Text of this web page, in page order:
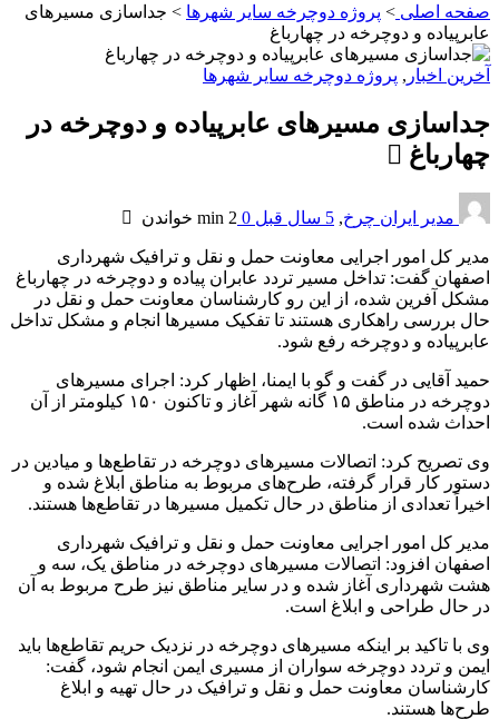
صفحه اصلی > پروژه دوچرخه سایر شهرها > جداسازی مسیرهای
عابرپیاده و دوچرخه در چهارباغ
آخرین اخبار , پروژه دوچرخه سایر شهرها
جداسازی مسیرهای عابرپیاده و دوچرخه در
چهارباغ
مدیر ایران چرخ, 5 سال قبل 0
2 min خواندن
مدیر کل امور اجرایی معاونت حمل و نقل و ترافیک شهرداری
اصفهان گفت: تداخل مسیر تردد عابران پیاده و دوچرخه در چهارباغ
مشکل آفرین شده، از این رو کارشناسان معاونت حمل و نقل در
حال بررسی راهکاری هستند تا تفکیک مسیرها انجام و مشکل تداخل
عابرپیاده و دوچرخه رفع شود.
حمید آقایی در گفت و گو با ایمنا، اظهار کرد: اجرای مسیرهای
دوچرخه در مناطق ۱۵ گانه شهر آغاز و تاکنون ۱۵۰ کیلومتر از آن
احداث شده است.
وی تصریح کرد: اتصالات مسیرهای دوچرخه در تقاطع‌ها و میادین در
دستور کار قرار گرفته، طرح‌های مربوط به مناطق ابلاغ شده و
اخیراً تعدادی از مناطق در حال تکمیل مسیرها در تقاطع‌ها هستند.
مدیر کل امور اجرایی معاونت حمل و نقل و ترافیک شهرداری
اصفهان افزود: اتصالات مسیرهای دوچرخه در مناطق یک، سه و
هشت شهرداری آغاز شده و در سایر مناطق نیز طرح مربوط به آن
در حال طراحی و ابلاغ است.
وی با تاکید بر اینکه مسیرهای دوچرخه در نزدیک حریم تقاطع‌ها باید
ایمن و تردد دوچرخه سواران از مسیری ایمن انجام شود، گفت:
کارشناسان معاونت حمل و نقل و ترافیک در حال تهیه و ابلاغ
طرح‌ها هستند.